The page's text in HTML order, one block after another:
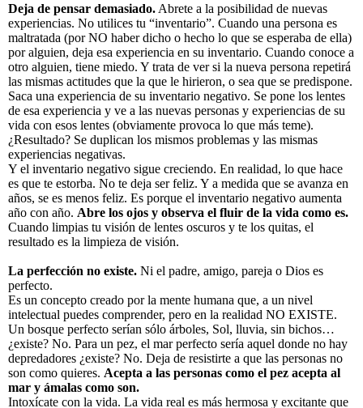
Deja de pensar demasiado. Abrete a la posibilidad de nuevas
experiencias. No utilices tu “inventario”. Cuando una persona es
maltratada (por NO haber dicho o hecho lo que se esperaba de ella)
por alguien, deja esa experiencia en su inventario. Cuando conoce a
otro alguien, tiene miedo. Y trata de ver si la nueva persona repetirá
las mismas actitudes que la que le hirieron, o sea que se predispone.
Saca una experiencia de su inventario negativo. Se pone los lentes
de esa experiencia y ve a las nuevas personas y experiencias de su
vida con esos lentes (obviamente provoca lo que más teme).
¿Resultado? Se duplican los mismos problemas y las mismas
experiencias negativas.
Y el inventario negativo sigue creciendo. En realidad, lo que hace
es que te estorba. No te deja ser feliz. Y a medida que se avanza en
años, se es menos feliz. Es porque el inventario negativo aumenta
año con año. Abre los ojos y observa el fluir de la vida como es.
Cuando limpias tu visión de lentes oscuros y te los quitas, el
resultado es la limpieza de visión.
La perfección no existe. Ni el padre, amigo, pareja o Dios es
perfecto.
Es un concepto creado por la mente humana que, a un nivel
intelectual puedes comprender, pero en la realidad NO EXISTE.
Un bosque perfecto serían sólo árboles, Sol, lluvia, sin bichos…
¿existe? No. Para un pez, el mar perfecto sería aquel donde no hay
depredadores ¿existe? No. Deja de resistirte a que las personas no
son como quieres. Acepta a las personas como el pez acepta al
mar y ámalas como son.
Intoxícate con la vida. La vida real es más hermosa y excitante que